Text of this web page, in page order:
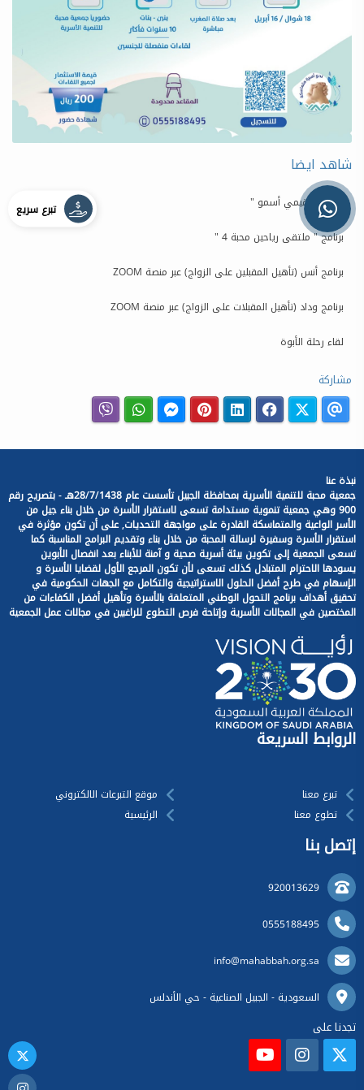
شاهد ايضا
برنامج " بقيمي أسمو "
برنامج " ملتقى رياحين محبة 4 "
برنامج أنس (تأهيل المقبلين على الزواج) عبر منصة ZOOM
برنامج وداد (تأهيل المقبلات على الزواج) عبر منصة ZOOM
لقاء رحلة الأبوة
مشاركة
نبذة عنا
جمعية محبة للتنمية الأسرية بمحافظة الجبيل تأسست عام 28/7/1438هـ - بتصريح رقم
900 وهي جمعية تنموية مستدامة تسعى لاستقرار الأسرة من خلال بناء جيل من
الأسر الواعية والمتماسكة القادرة على مواجهة التحديات, على أن تكون مؤثرة في
استقرار الأسرة وسفيرة لرسالة المحبة من خلال بناء وتقديم البرامج المناسبة كما
تسعى الجمعية إلى تكوين بيئة أسرية صحية و آمنة للأبناء بعد انفصال الأبوين
يسودها الاحترام المتبادل كذلك تسعى لأن تكون المرجع الأول لقضايا الأسرة و
الإسهام في طرح أفضل الحلول الاستراتيجية والتكامل مع الجهات الحكومية في
تحقيق أهداف برنامج التحول الوطني المتعلقة بالأسرة وتأهيل أفضل الكفاءات من
المختصين في المجالات الأسرية وإتاحة فرص التطوع للراغبين في مجالات عمل الجمعية
الروابط السريعة
تبرع معنا
تطوع معنا
موقع التبرعات الالكتروني
الرئيسية
إتصل بنا
920013629
0555188495
info@mahabbah.org.sa
السعودية - الجبيل الصناعية - حي الأندلس
تجدنا على
تبرع سريع